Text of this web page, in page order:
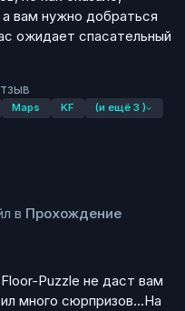
вам нужно добраться
ожидает спасательный
Maps KF (и ещё 3 )
в Прохождение
Puzzle не даст вам
много сюрпризов...На